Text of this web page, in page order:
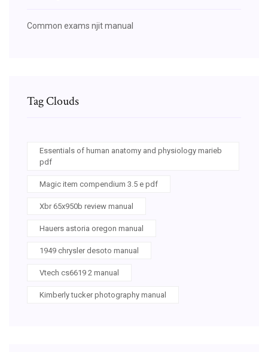
Common exams njit manual
Tag Clouds
Essentials of human anatomy and physiology marieb
pdf
Magic item compendium 3.5 e pdf
Xbr 65x950b review manual
Hauers astoria oregon manual
1949 chrysler desoto manual
Vtech cs6619 2 manual
Kimberly tucker photography manual